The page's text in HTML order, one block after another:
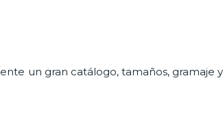
un gran catálogo, tamaños, gramaje